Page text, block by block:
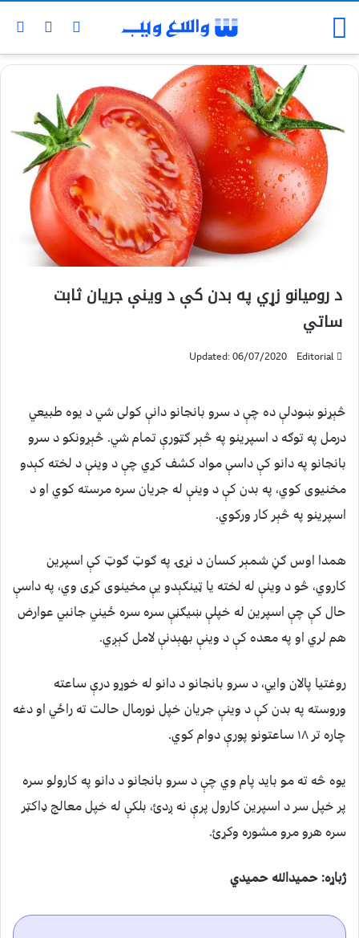
د رومیانو زړي په بدن کې د وینې جریان ثابت
ساتي
Editorial
Updated: 06/07/2020
څېړنو ښودلې ده چې د سرو بانجانو دانې کولی شي د یوه طبیعي
درمل په توګه د اسپرینو په څېر ګټورې تمام شي. څېړونکو د سرو
بانجانو په دانو کې داسې مواد کشف کړي چې د وینې د لخته کېدو
مخنیوی کوي، په بدن کې د وینې له جریان سره مرسته کوي او د
اسپرینو په څېر کار ورکوي.
همدا اوس ګڼ شمېر کسان د نړۍ په ګوټ ګوټ کې اسپرین
کاروي، څو د وینې له لخته یا ټینګېدو یې مخینوی کړی وي، په داسې
حال کې چې اسپرین له خپلې ښيګڼې سره سره ځیني جانبي عوارض
هم لري او په معده کې د وینې بهېدنې لامل کېږي.
روغتیا پالان وایي، د سرو بانجانو د دانو له خوړو درې ساعته
وروسته په بدن کې د وینې جریان خپل نورمال حالت ته راځي او دغه
چاره تر ۱۸ ساعتونو پورې دوام کوي.
یوه څه ته مو باید پام وي چې د سرو بانجانو د دانو په کارولو سره
پر خپل سر د اسپرین کارول پرې نه ږدئ، بلکې له خپل معالج ډاکټر
سره هرو مرو مشوره وکړئ.
ژباړه: حمیدالله حمیدي